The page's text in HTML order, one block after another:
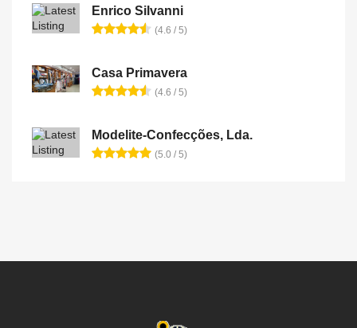
Enrico Silvanni
(4.6 / 5)
Casa Primavera
(4.6 / 5)
Modelite-Confecções, Lda.
(5.0 / 5)